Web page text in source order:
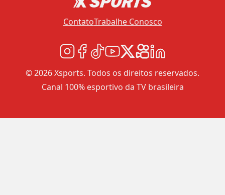
ContatoTrabalhe Conosco
© 2026 Xsports. Todos os direitos reservados.
Canal 100% esportivo da TV brasileira